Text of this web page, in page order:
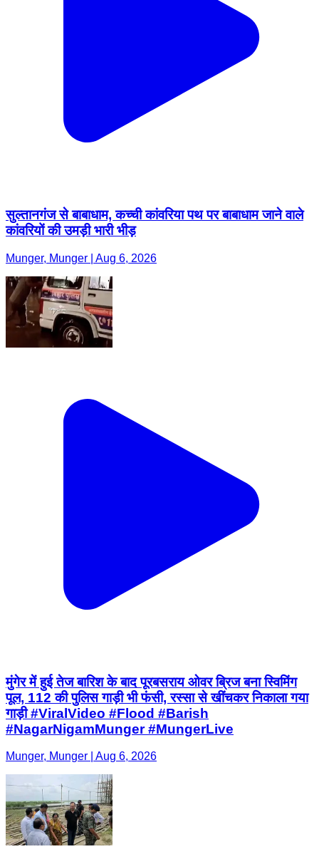
सुल्तानगंज से बाबाधाम, कच्ची कांवरिया पथ पर बाबाधाम जाने वाले
कांवरियों की उमड़ी भारी भीड़
Munger, Munger | Aug 6, 2026
मुंगेर में हुई तेज बारिश के बाद पूरबसराय ओवर ब्रिज बना स्विमिंग
पूल, 112 की पुलिस गाड़ी भी फंसी, रस्सा से खींचकर निकाला गया
गाड़ी #ViralVideo #Flood #Barish
#NagarNigamMunger #MungerLive
Munger, Munger | Aug 6, 2026